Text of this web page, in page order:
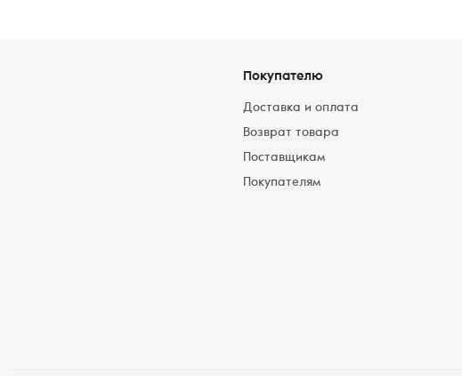
Покупателю
Доставка и оплата
Возврат товара
Поставщикам
Покупателям